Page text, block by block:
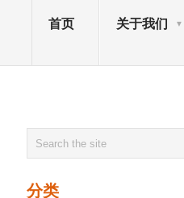
首页 关于我们
分类